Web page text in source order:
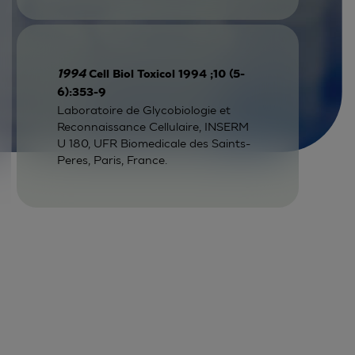
1994Cell Biol Toxicol 1994 ;10 (5-
6):353-9
Laboratoire de Glycobiologie et
Reconnaissance Cellulaire, INSERM
U 180, UFR Biomedicale des Saints-
Peres, Paris, France.